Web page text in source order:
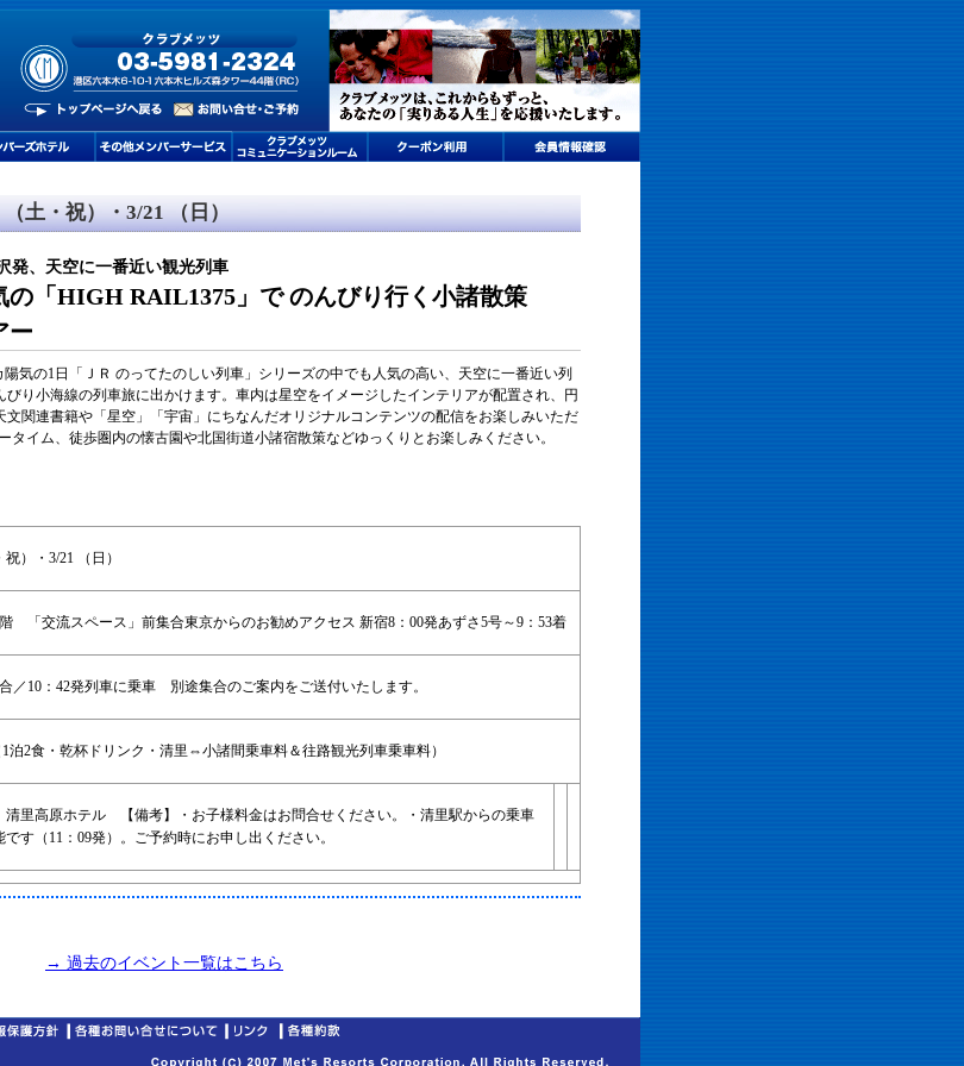
（土・祝）・3/21 （日）
発、天空に一番近い観光列車
の「HIGH RAIL1375」で のんびり行く小諸散策
ー
気の1日「ＪＲ のってたのしい列車」シリーズの中でも人気の高い、天空に一番近い列
り小海線の列車旅に出かけます。車内は星空をイメージしたインテリアが配置され、円
関連書籍や「星空」「宇宙」にちなんだオリジナルコンテンツの配信をお楽しみいただ
タイム、徒歩圏内の懐古園や北国街道小諸宿散策などゆっくりとお楽しみください。
）・3/21 （日）
「交流スペース」前集合東京からのお勧めアクセス 新宿8：00発あずさ5号～9：53着
合／10：42発列車に乗車 別途集合のご案内をご送付いたします。
1泊2食・乾杯ドリンク・清里⇔小諸間乗車料＆往路観光列車乗車料）
清里高原ホテル 【備考】 ・お子様料金はお問合せください。
・清里駅からの乗車
です（11：09発）。ご予約時にお申し出ください。
→ 過去のイベント一覧はこちら